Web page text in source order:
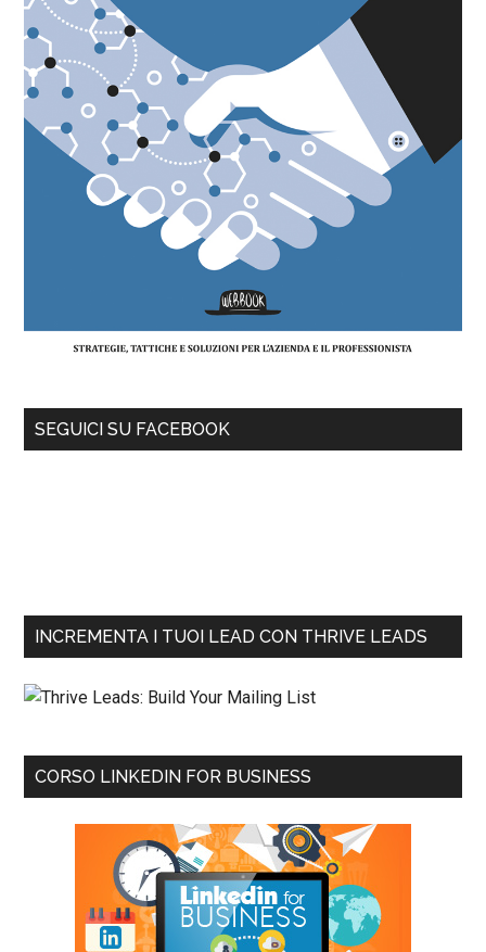
SEGUICI SU FACEBOOK
INCREMENTA I TUOI LEAD CON THRIVE LEADS
CORSO LINKEDIN FOR BUSINESS